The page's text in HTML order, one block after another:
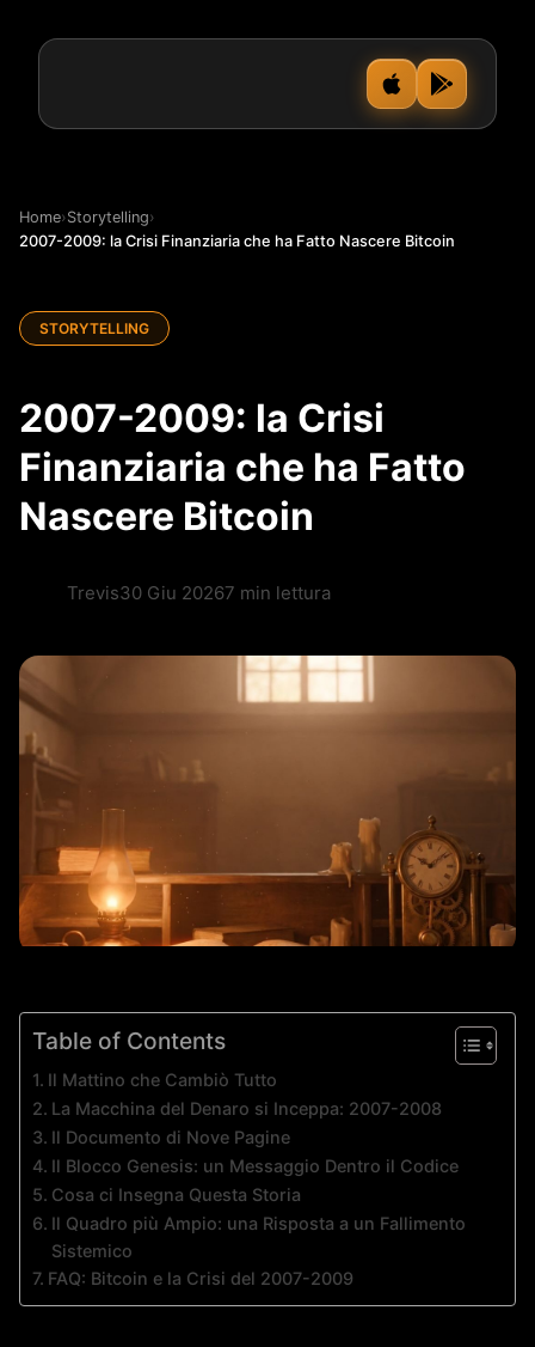
Home›Storytelling›
2007-2009: la Crisi Finanziaria che ha Fatto Nascere Bitcoin
STORYTELLING
2007-2009: la Crisi
Finanziaria che ha Fatto
Nascere Bitcoin
Trevis30 Giu 20267 min lettura
Table of Contents
Il Mattino che Cambiò Tutto
La Macchina del Denaro si Inceppa: 2007-2008
Il Documento di Nove Pagine
Il Blocco Genesis: un Messaggio Dentro il Codice
Cosa ci Insegna Questa Storia
Il Quadro più Ampio: una Risposta a un Fallimento
Sistemico
FAQ: Bitcoin e la Crisi del 2007-2009